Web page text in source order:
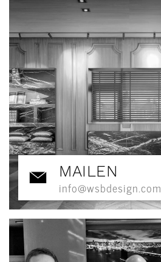
MAILEN
info@wsbdesign.com